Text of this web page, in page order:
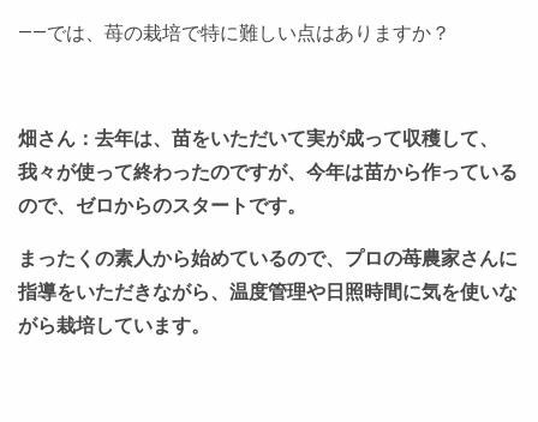
――では、苺の栽培で特に難しい点はありますか？
畑さん：去年は、苗をいただいて実が成って収穫して、
我々が使って終わったのですが、今年は苗から作っている
ので、ゼロからのスタートです。
まったくの素人から始めているので、プロの苺農家さんに
指導をいただきながら、温度管理や日照時間に気を使いな
がら栽培しています。